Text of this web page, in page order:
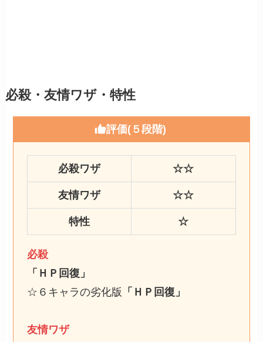
必殺・友情ワザ・特性
評価(５段階)
必殺ワザ ☆☆
友情ワザ ☆☆
特性 ☆
必殺
「ＨＰ回復」
☆６キャラの劣化版 「ＨＰ回復」
友情ワザ